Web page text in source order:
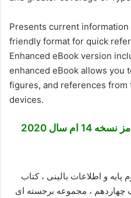
Presents current
friendly format for quick
Enhanced eBook version
enhanced eBook allows you
figures, and references from
devices.
ام سال 2020
و اطلاعات بالینی ، کتاب
چهاردهم ، مجموعه برجسته ای